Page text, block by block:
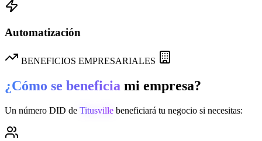
Automatización
BENEFICIOS EMPRESARIALES
¿Cómo se beneficia mi empresa?
Un número DID de Titusville beneficiará tu negocio si necesitas: